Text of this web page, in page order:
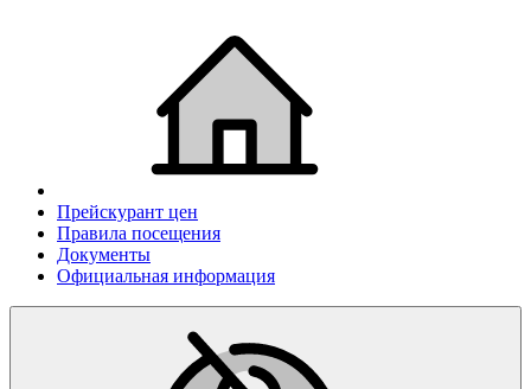
Прейскурант цен
Правила посещения
Документы
Официальная информация